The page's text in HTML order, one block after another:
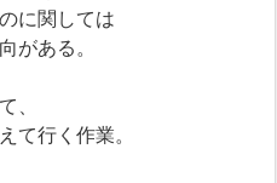
に関しては
がある。
、
て行く作業。